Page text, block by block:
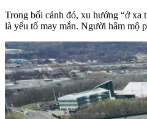
Trong bối cảnh đó, xu hướng “ở xa
là yếu tố may mắn. Người hâm mộ